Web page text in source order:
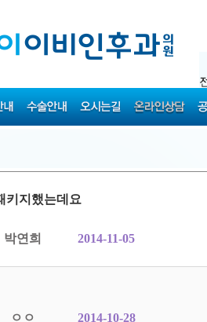
키지했는데요
박연희 2014-11-05
ㅇㅇ 2014-10-28